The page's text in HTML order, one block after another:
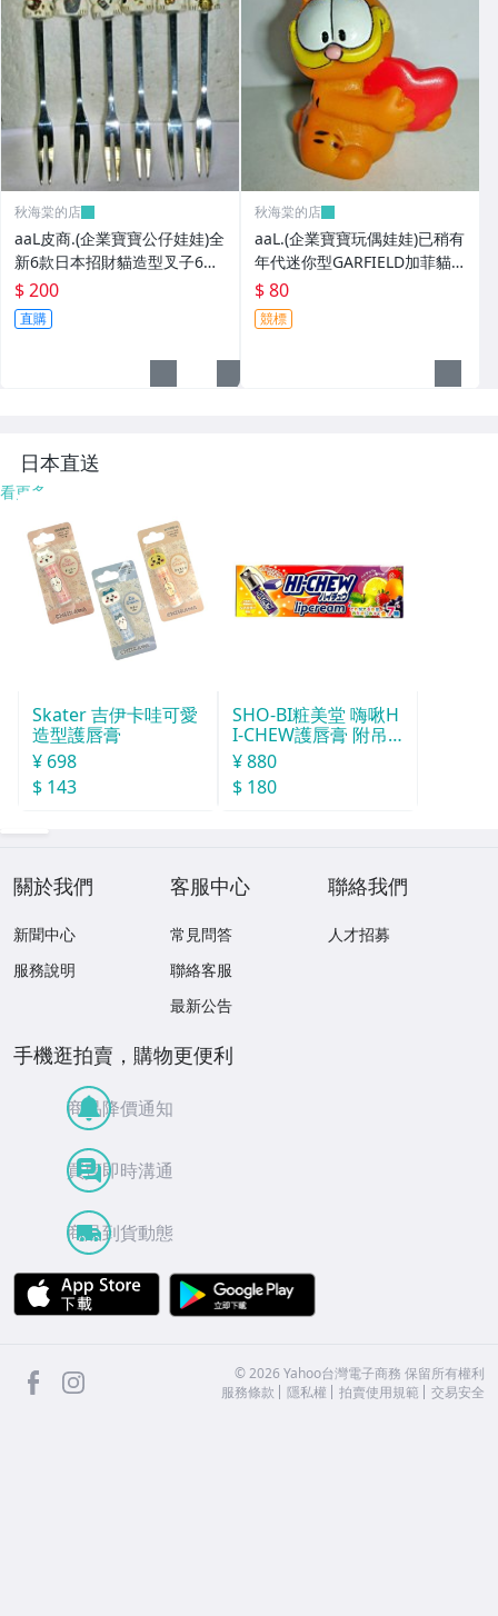
秋海棠的店
aaL皮商.(企業寶寶公仔娃娃)全
新6款日本招財貓造型叉子6
入!!--造型都不一樣值得收藏!!/
大4/-P
$ 200
直購
秋海棠的店
aaL.(企業寶寶玩偶娃娃)已稍有
年代迷你型GARFIELD加菲貓
拿紅色心型造型公仔!--保存良
好值得收藏!/6房樂箱1
$ 80
競標
日本直送
看更多
Skater 吉伊卡哇可愛
造型護唇膏
¥ 698
$ 143
SHO-BI粧美堂 嗨啾H
I-CHEW護唇膏 附吊
飾(款式隨機)
¥ 880
$ 180
關於我們
新聞中心
服務說明
客服中心
常見問答
聯絡客服
最新公告
聯絡我們
人才招募
手機逛拍賣，購物更便利
商品降價通知
買賣即時溝通
商品到貨動態
APP Store
facebook ©2026 Yahoo台灣電子商務 保留所有權利
服務條款
隱私權 拍賣使用規範 交易安全